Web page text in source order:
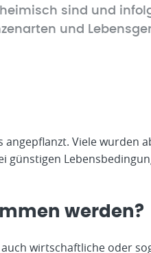
sind und
und
Viele wurden
werden?
wirtschaftliche oder